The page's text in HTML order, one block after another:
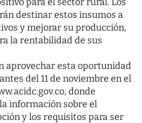
destinar estos insumos a
y mejorar su producción,
la rentabilidad de sus
aprovechar esta oportunidad
del 11 de noviembre en el
, donde
información sobre el
y los requisitos para ser